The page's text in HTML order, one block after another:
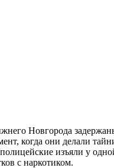
Новгорода
когда они делали
изъяли у
с наркотиком.